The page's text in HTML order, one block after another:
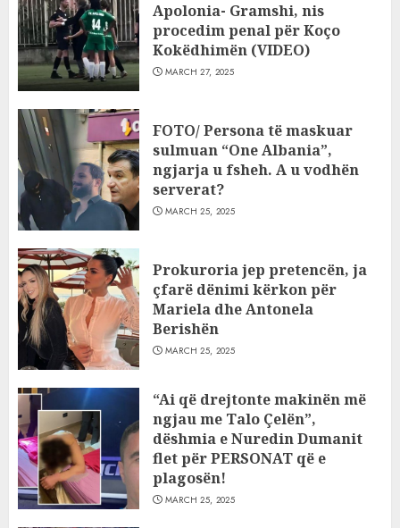
Apolonia- Gramshi, nis
procedim penal për Koço
Kokëdhimën (VIDEO)
MARCH 27, 2025
FOTO/ Persona të maskuar
sulmuan “One Albania”,
ngjarja u fsheh. A u vodhën
serverat?
MARCH 25, 2025
Prokuroria jep pretencën, ja
çfarë dënimi kërkon për
Mariela dhe Antonela
Berishën
MARCH 25, 2025
“Ai që drejtonte makinën më
ngjau me Talo Çelën”,
dëshmia e Nuredin Dumanit
flet për PERSONAT që e
plagosën!
MARCH 25, 2025